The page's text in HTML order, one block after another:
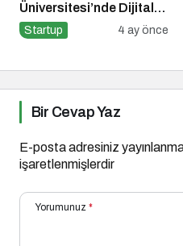
Üniversitesi’nde Dijital
Markalaşma 1.0
Startup 4 ay önce
Bir Cevap Yaz
E-posta adresiniz
işaretlenmişlerdir
Yorumunuz *